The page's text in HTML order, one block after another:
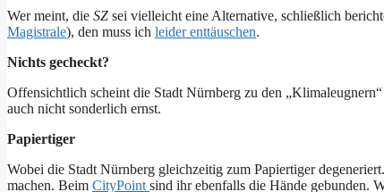
Wer meint, die SZ sei vielleicht eine Alternative, schließlich
Magistrale), den muss ich leider enttäuschen.
Nichts gecheckt?
Offensichtlich scheint die Stadt Nürnberg zu den
auch nicht sonderlich ernst.
Papiertiger
Wobei die Stadt Nürnberg gleichzeitig zum Papiertiger
machen. Beim CityPointsind ihr ebenfalls die Hände gebunden.